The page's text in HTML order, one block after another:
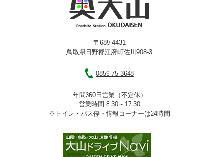
〒689-4431
鳥取県日野郡江府町佐川908-3
0859-75-3648
年間360日営業（不定休）
営業時間 8:30～17:30
※トイレ・バス停・情報コーナーは24時間